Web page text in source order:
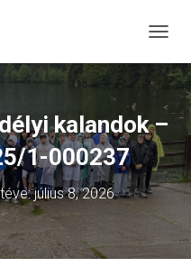
kalandok –
1-000237
július 8, 2026